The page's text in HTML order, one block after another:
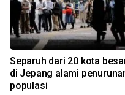
Separuh dari 20 kota
di Jepang alami
populasi